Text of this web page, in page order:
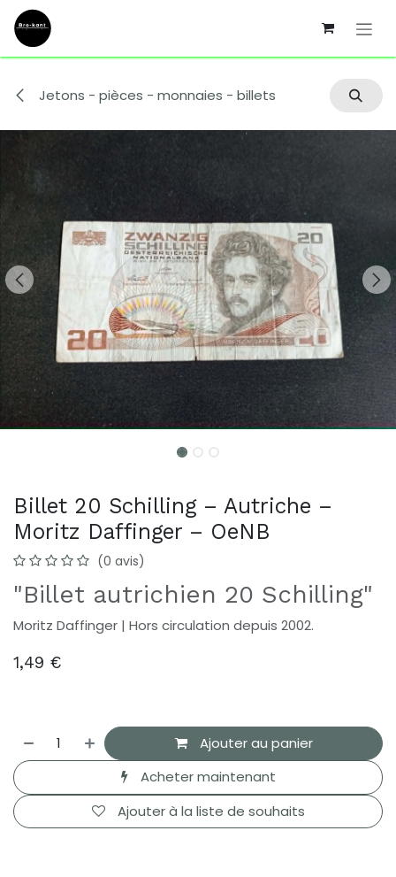
Se rendre au contenu
Jetons - pièces - monnaies - billets
Billet 20 Schilling – Autriche –
Moritz Daffinger – OeNB
(0 avis)
"Billet autrichien 20 Schilling"
Moritz Daffinger | Hors circulation depuis 2002.
1,49 €
Ajouter au panier
Acheter maintenant
Ajouter à la liste de souhaits